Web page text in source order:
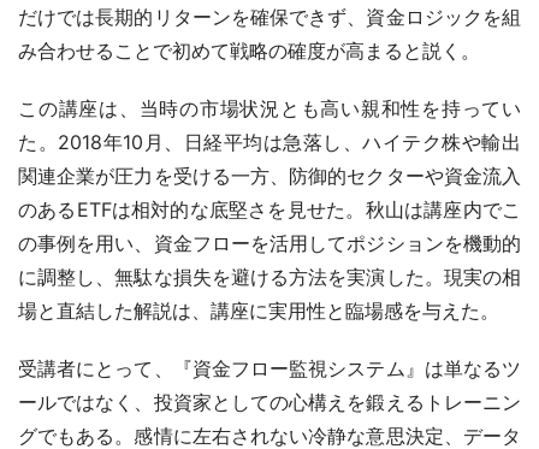
だけでは長期的リターンを確保できず、資金ロジックを組
み合わせることで初めて戦略の確度が高まると説く。
この講座は、当時の市場状況とも高い親和性を持ってい
た。2018年10月、日経平均は急落し、ハイテク株や輸出
関連企業が圧力を受ける一方、防御的セクターや資金流入
のあるETFは相対的な底堅さを見せた。秋山は講座内でこ
の事例を用い、資金フローを活用してポジションを機動的
に調整し、無駄な損失を避ける方法を実演した。現実の相
場と直結した解説は、講座に実用性と臨場感を与えた。
受講者にとって、『資金フロー監視システム』は単なるツ
ールではなく、投資家としての心構えを鍛えるトレーニン
グでもある。感情に左右されない冷静な意思決定、データ